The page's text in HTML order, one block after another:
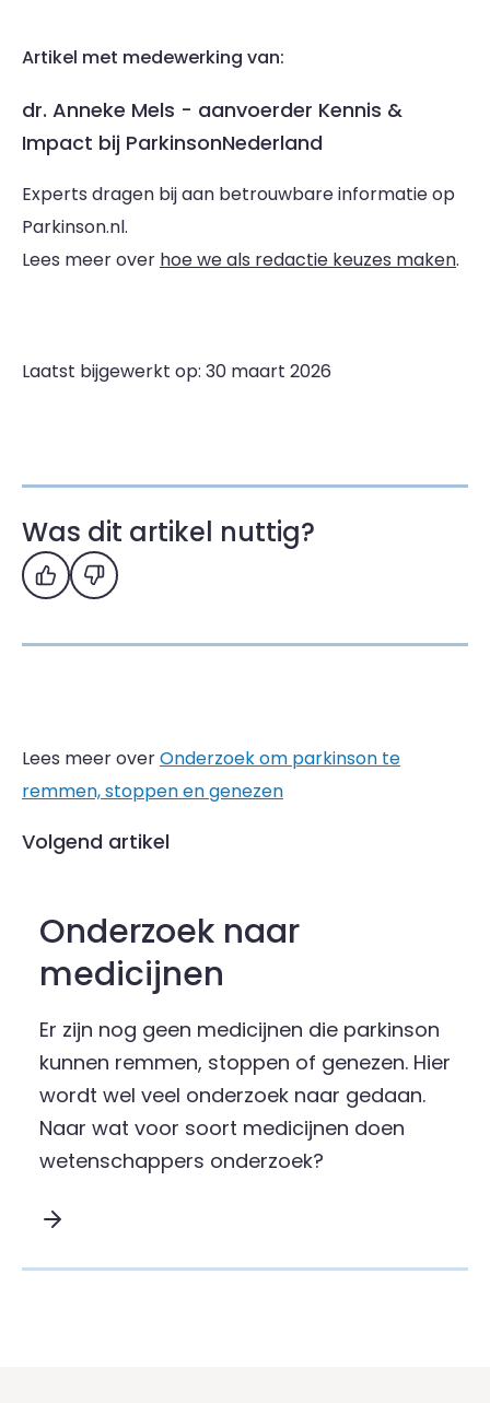
Artikel met medewerking van:
dr. Anneke Mels - aanvoerder Kennis &
Impact bij ParkinsonNederland
Experts dragen bij aan betrouwbare informatie op
Parkinson.nl.
Lees meer over hoe we als redactie keuzes maken.
Laatst bijgewerkt op: 30 maart 2026
Was dit artikel nuttig?
Ja Nee
Lees meer overOnderzoek om parkinson te
remmen, stoppen en genezen
Volgend artikel
Onderzoek naar
medicijnen
Er zijn nog geen medicijnen die parkinson
kunnen remmen, stoppen of genezen. Hier
wordt wel veel onderzoek naar gedaan.
Naar wat voor soort medicijnen doen
wetenschappers onderzoek?